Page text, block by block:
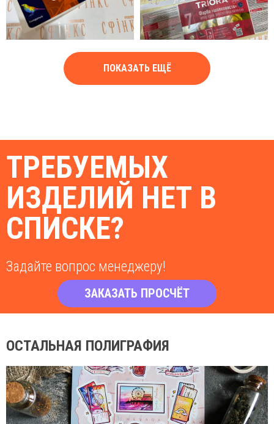
ПОКАЗАТЬ ЕЩЁ
ТРЕБУЕМЫХ
ИЗДЕЛИЙ НЕТ В
СПИСКЕ?
Задайте вопрос менеджеру!
ЗАКАЗАТЬ ПРОСЧЁТ
ОСТАЛЬНАЯ ПОЛИГРАФИЯ